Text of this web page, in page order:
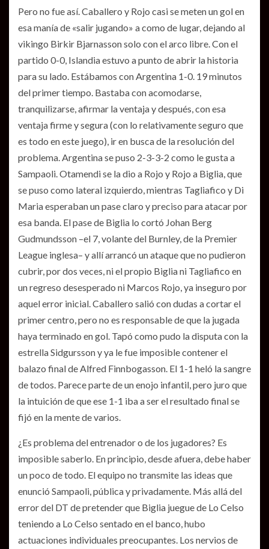
Pero no fue así. Caballero y Rojo casi se meten un gol en
esa manía de «salir jugando» a como de lugar, dejando al
vikingo Birkir Bjarnasson solo con el arco libre. Con el
partido 0-0, Islandia estuvo a punto de abrir la historia
para su lado. Estábamos con Argentina 1-0. 19 minutos
del primer tiempo. Bastaba con acomodarse,
tranquilizarse, afirmar la ventaja y después, con esa
ventaja firme y segura (con lo relativamente seguro que
es todo en este juego), ir en busca de la resolución del
problema. Argentina se puso 2-3-3-2 como le gusta a
Sampaoli. Otamendi se la dio a Rojo y Rojo a Biglia, que
se puso como lateral izquierdo, mientras Tagliafico y Di
Maria esperaban un pase claro y preciso para atacar por
esa banda. El pase de Biglia lo cortó Johan Berg
Gudmundsson –el 7, volante del Burnley, de la Premier
League inglesa– y allí arrancó un ataque que no pudieron
cubrir, por dos veces, ni el propio Biglia ni Tagliafico en
un regreso desesperado ni Marcos Rojo, ya inseguro por
aquel error inicial. Caballero salió con dudas a cortar el
primer centro, pero no es responsable de que la jugada
haya terminado en gol. Tapó como pudo la disputa con la
estrella Sidgursson y ya le fue imposible contener el
balazo final de Alfred Finnbogasson. El 1-1 heló la sangre
de todos. Parece parte de un enojo infantil, pero juro que
la intuición de que ese 1-1 iba a ser el resultado final se
fijó en la mente de varios.
¿Es problema del entrenador o de los jugadores? Es
imposible saberlo. En principio, desde afuera, debe haber
un poco de todo. El equipo no transmite las ideas que
enunció Sampaoli, pública y privadamente. Más allá del
error del DT de pretender que Biglia juegue de Lo Celso
teniendo a Lo Celso sentado en el banco, hubo
actuaciones individuales preocupantes. Los nervios de